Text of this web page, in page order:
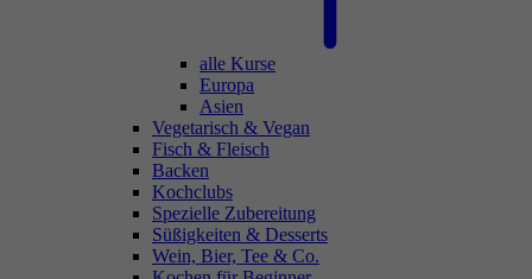
alle Kurse
Europa
Asien
Vegetarisch & Vegan
Fisch & Fleisch
Backen
Kochclubs
Spezielle Zubereitung
Süßigkeiten & Desserts
Wein, Bier, Tee & Co.